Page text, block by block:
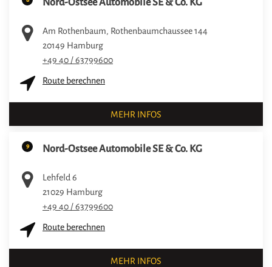
Nord-Ostsee Automobile SE & Co. KG
Am Rothenbaum, Rothenbaumchaussee 144
20149 Hamburg
+49 40 / 63799600
Route berechnen
MEHR INFOS
9 Nord-Ostsee Automobile SE & Co. KG
Lehfeld 6
21029 Hamburg
+49 40 / 63799600
Route berechnen
MEHR INFOS